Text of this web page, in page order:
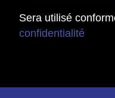
Sera utilisé
confidentialité